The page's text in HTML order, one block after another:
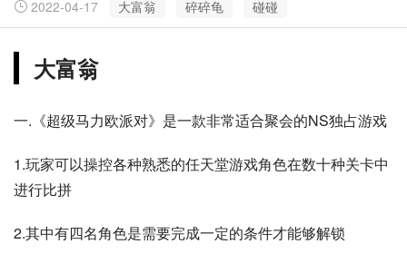
2022-04-17 大富翁 碎碎龟 碰碰
大富翁
一.《超级马力欧派对》是一款非常适合聚会的NS独占游戏
1.玩家可以操控各种熟悉的任天堂游戏角色在数十种关卡中
进行比拼
2.其中有四名角色是需要完成一定的条件才能够解锁